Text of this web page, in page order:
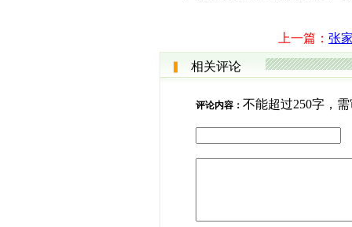
上一篇： 张
相关评论
评论内容： 不能超过250字，